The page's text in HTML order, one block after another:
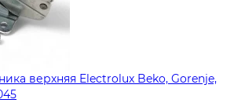
верхняя Electrolux Beko, Gorenje,